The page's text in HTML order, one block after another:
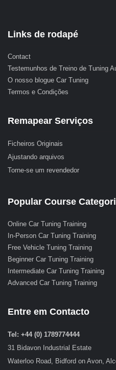
Links de rodapé
Contact
Testemunhos de Treino de Tuning
O nosso blogue Car Tuning
Termos e Condições
Remapear Serviços
Ficheiros Originais
Ajustando arquivos
Torne-se um revendedor
Popular Course
Online Car Tuning Training
In-Person Car Tuning Training
Free Vehicle Tuning Training
Beginner Car Tuning Training
Intermediate Car Tuning Training
Advanced Car Tuning Training
Entre em Contacto
Tel: +44 (0) 1789774444
31 Bidavon Industrial Estate
Waterloo Road, Bidford on Avon,